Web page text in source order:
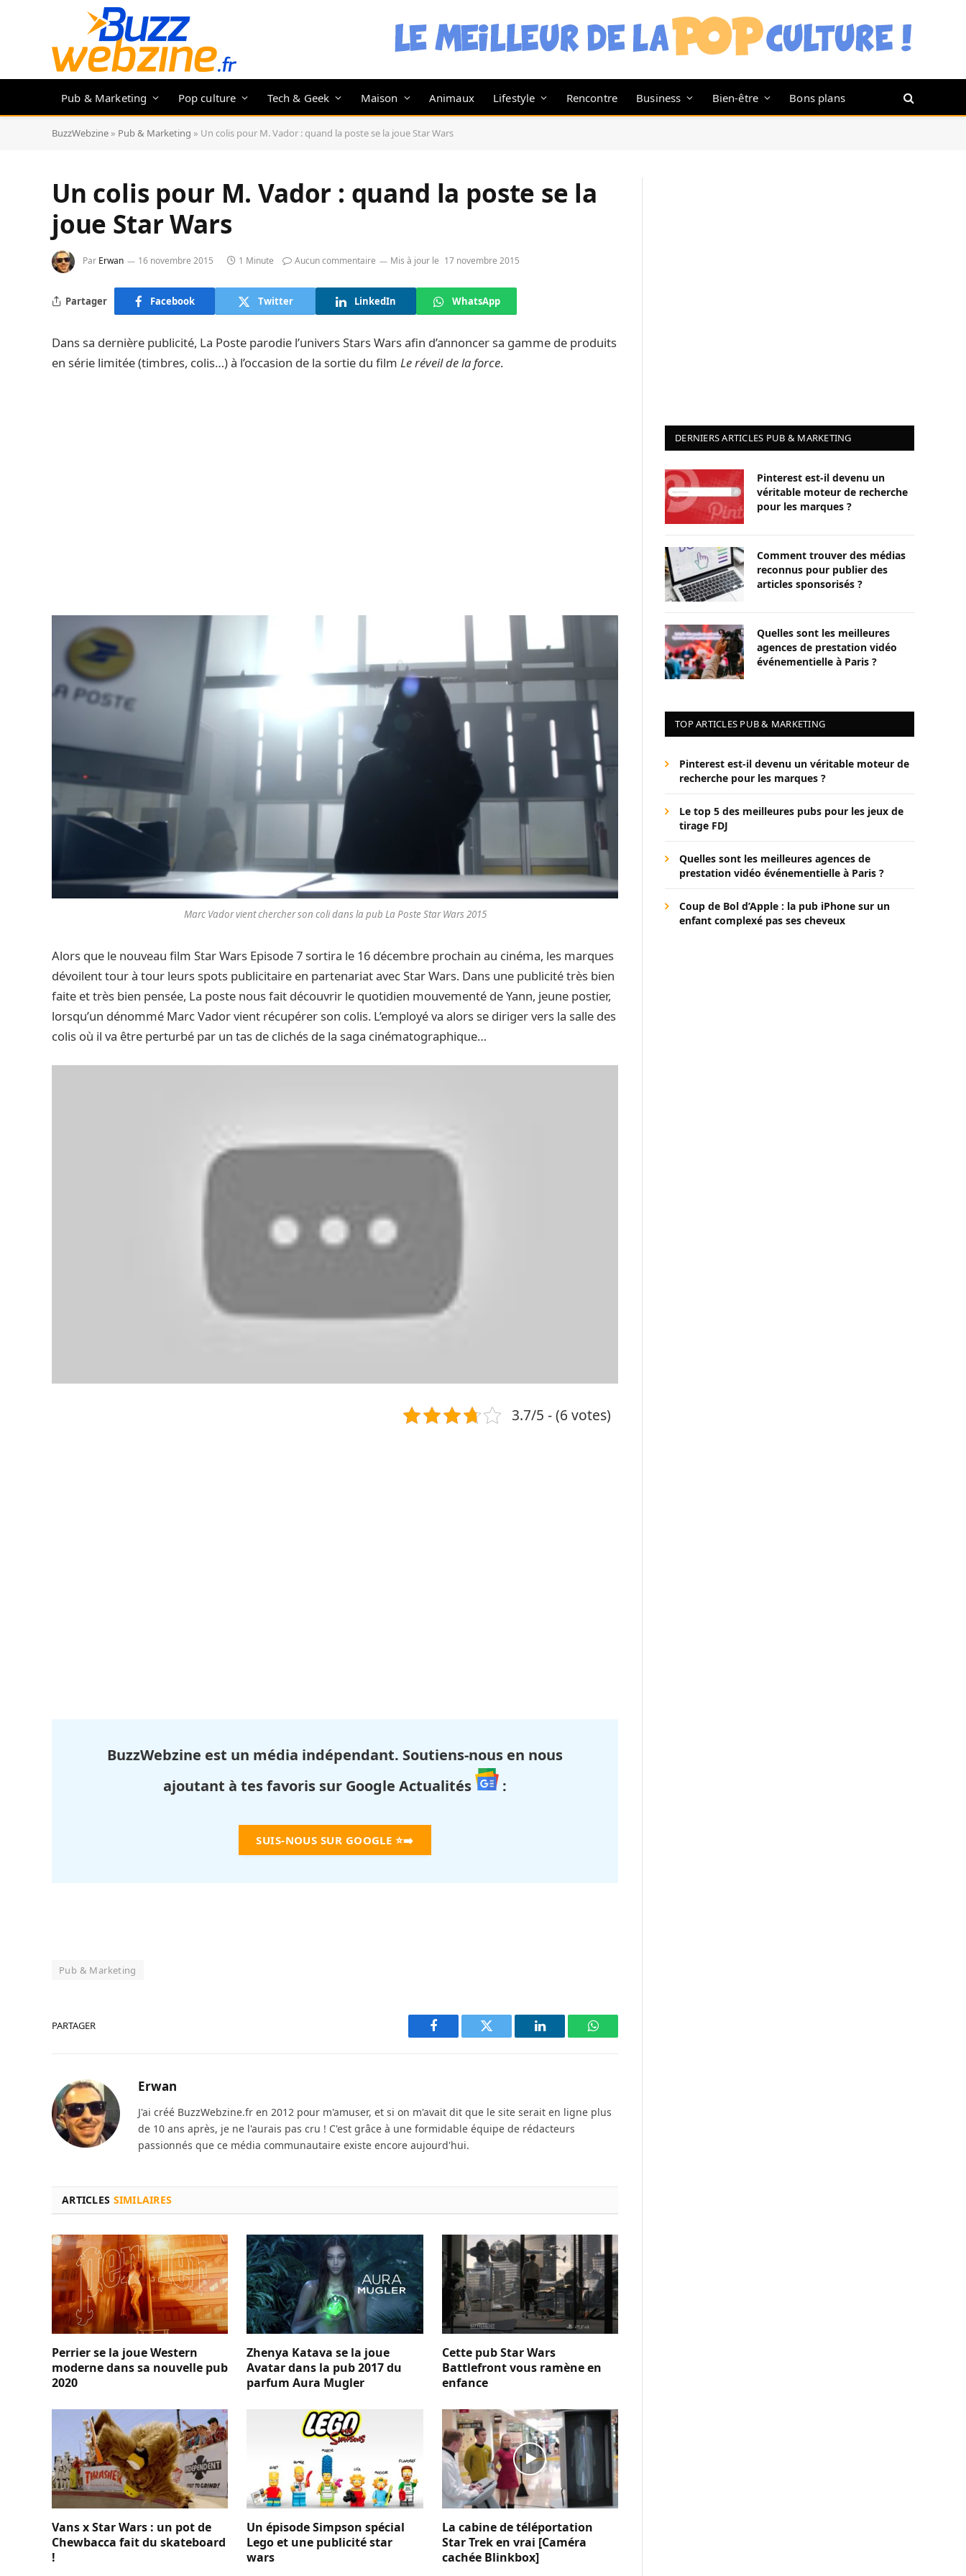
Pub & Marketing Pop culture Tech & Geek Maison Animaux Lifestyle Rencontre Business Bien-être Bons plans
BuzzWebzine » Pub & Marketing » Un colis pour M. Vador : quand la poste se la joue Star Wars
Un colis pour M. Vador : quand la poste se la
joue Star Wars
Par Erwan 16 novembre 2015 1 Minute Aucun commentaire Mis à jour le 17 novembre 2015
Partager Facebook Twitter LinkedIn WhatsApp
Dans sa dernière publicité, La Poste parodie l’univers Stars Wars afin d’annoncer sa gamme de produits
en série limitée (timbres, colis…) à l’occasion de la sortie du film Le réveil de la force.
Marc Vador vient chercher son coli dans la pub La Poste Star Wars 2015
Alors que le nouveau film Star Wars Episode 7 sortira le 16 décembre prochain au cinéma, les marques
dévoilent tour à tour leurs spots publicitaire en partenariat avec Star Wars. Dans une publicité très bien
faite et très bien pensée, La poste nous fait découvrir le quotidien mouvementé de Yann, jeune postier,
lorsqu’un dénommé Marc Vador vient récupérer son colis. L’employé va alors se diriger vers la salle des
colis où il va être perturbé par un tas de clichés de la saga cinématographique…
3.7/5 - (6 votes)
BuzzWebzine est un média indépendant. Soutiens-nous en nous
ajoutant à tes favoris sur Google Actualités
:
SUIS-NOUS SUR GOOGLE ⭐➡️
Pub & Marketing
PARTAGER
Facebook Twitter LinkedIn WhatsApp
Erwan
J'ai créé BuzzWebzine.fr en 2012 pour m'amuser, et si on m'avait dit que le site serait en ligne plus
de 10 ans après, je ne l'aurais pas cru ! C'est grâce à une formidable équipe de rédacteurs
passionnés que ce média communautaire existe encore aujourd'hui.
ARTICLES SIMILAIRES
Perrier se la joue Western
moderne dans sa nouvelle pub
2020
Zhenya Katava se la joue
Avatar dans la pub 2017 du
parfum Aura Mugler
Cette pub Star Wars
Battlefront vous ramène en
enfance
Vans x Star Wars : un pot de
Chewbacca fait du skateboard
!
Un épisode Simpson spécial
Lego et une publicité star
wars
La cabine de téléportation
Star Trek en vrai [Caméra
cachée Blinkbox]
DERNIERS ARTICLES PUB & MARKETING
Pinterest est-il devenu un
véritable moteur de recherche
pour les marques ?
Comment trouver des médias
reconnus pour publier des
articles sponsorisés ?
Quelles sont les meilleures
agences de prestation vidéo
événementielle à Paris ?
TOP ARTICLES PUB & MARKETING
Pinterest est-il devenu un véritable moteur de
recherche pour les marques ?
Le top 5 des meilleures pubs pour les jeux de
tirage FDJ
Quelles sont les meilleures agences de
prestation vidéo événementielle à Paris ?
Coup de Bol d’Apple : la pub iPhone sur un
enfant complexé pas ses cheveux